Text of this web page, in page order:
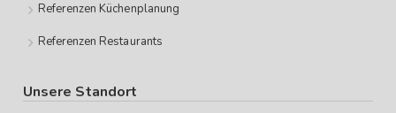
Referenzen Küchenplanung
Referenzen Restaurants
Unsere Standort